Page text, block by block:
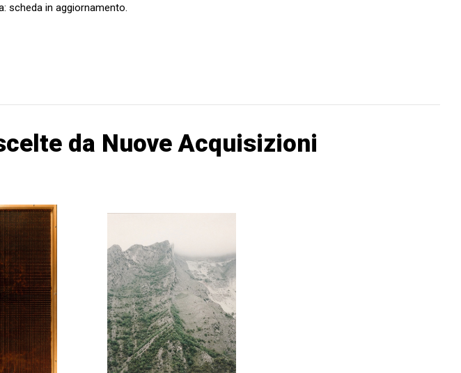
scheda in aggiornamento.
da Nuove Acquisizioni